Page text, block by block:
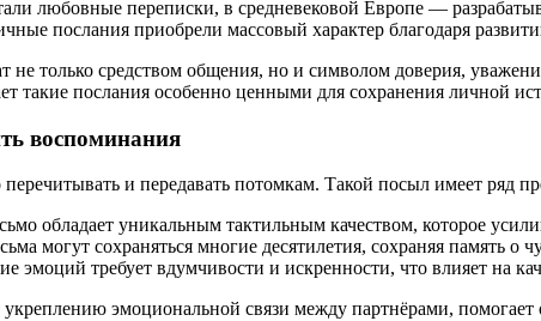
любовные переписки, в средневековой Европе —
послания приобрели массовый характер благодаря
только средством общения, но и символом доверия,
такие послания особенно ценными для сохранения личной
воспоминания
и передавать потомкам. Такой посыл имеет ряд
обладает уникальным тактильным качеством, которое
могут сохраняться многие десятилетия, сохраняя память о
эмоций требует вдумчивости и искренности, что влияет на
эмоциональной связи между партнёрами,